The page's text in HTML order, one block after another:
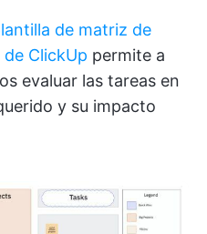
de matriz de
ClickUp permite a
evaluar las tareas en
y su impacto